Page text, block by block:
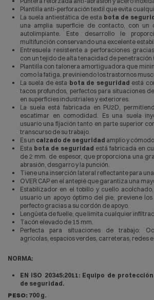
Plantilla anti-perforación textil que evita
La suela antiestática de esta bota de
una amplia superficie de contacto, con un
autolimpiante. Este desarrollo le
multifunción conservando una excelente
Entresuela resistente a perforaciones
con un tejido de alta tenacidad de penetración
Plantilla con talonera amortiguadora que
como la fatiga, previniendo los trastornos
La suela de esta bota de seguridad está
tacos profundos, perfectos para situaciones
en superficies industriales y exteriores.
La suela está fabricada en PU2D,
escatimar en comodidad. Es una suela
usuario una fijación tanto en parte superior
transcurso de su trabajo.
Es un calzado de seguridad amplio y
Esta bota de seguridad está fabricada en
de 2 mm. de espesor, que proporciona una
abrasión, desgarro y la punción.
Tiene una inserción lateral reflectante para
OVER CAP en el antepié que garantiza una
Estabilizador en el tobillo y cuello
usuario un apoyo óptimo del pie, previene
perfecto gracias a su cordón de apoyo.
Lengüeta de fuelle, que limita cualquier
Tacón elevado de 15 mm.
Perfecta para situaciones de trabajo:
agrícolas, espacios verdes, carreteras, redes
NORMA:
EN ISO 20345:2011: Equipo de
de seguridad.
PESO: 700 g.